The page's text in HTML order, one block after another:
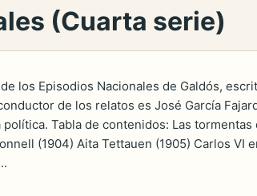
(Cuarta serie)
los Episodios Nacionales de Galdós,
de los relatos es José García
Tabla de contenidos: Las
(1904) Aita Tettauen (1905) Carlos VI